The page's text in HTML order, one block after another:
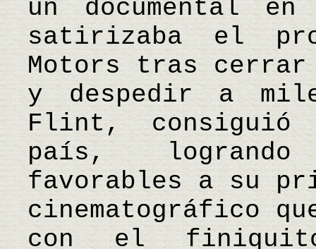
un documental
satirizaba el
Motors tras
y despedir a
Flint,
país,
favorables a su
cinematográfico
con el